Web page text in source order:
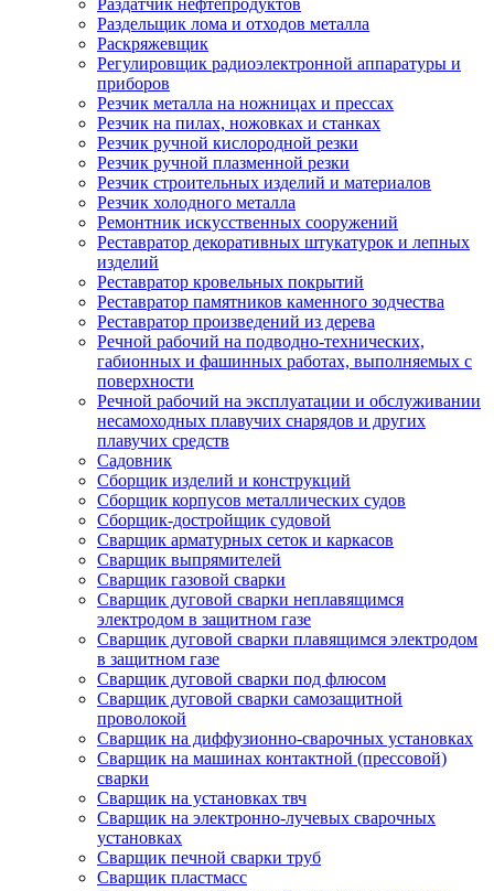
Раздатчик нефтепродуктов
Раздельщик лома и отходов металла
Раскряжевщик
Регулировщик радиоэлектронной аппаратуры и
приборов
Резчик металла на ножницах и прессах
Резчик на пилах, ножовках и станках
Резчик ручной кислородной резки
Резчик ручной плазменной резки
Резчик строительных изделий и материалов
Резчик холодного металла
Ремонтник искусственных сооружений
Реставратор декоративных штукатурок и лепных
изделий
Реставратор кровельных покрытий
Реставратор памятников каменного зодчества
Реставратор произведений из дерева
Речной рабочий на подводно-технических,
габионных и фашинных работах, выполняемых с
поверхности
Речной рабочий на эксплуатации и обслуживании
несамоходных плавучих снарядов и других
плавучих средств
Садовник
Сборщик изделий и конструкций
Сборщик корпусов металлических судов
Сборщик-достройщик судовой
Сварщик арматурных сеток и каркасов
Сварщик выпрямителей
Сварщик газовой сварки
Сварщик дуговой сварки неплавящимся
электродом в защитном газе
Сварщик дуговой сварки плавящимся электродом
в защитном газе
Сварщик дуговой сварки под флюсом
Сварщик дуговой сварки самозащитной
проволокой
Сварщик на диффузионно-сварочных установках
Сварщик на машинах контактной (прессовой)
сварки
Сварщик на установках твч
Сварщик на электронно-лучевых сварочных
установках
Сварщик печной сварки труб
Сварщик пластмасс